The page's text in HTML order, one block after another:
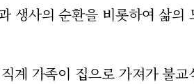
생사의 순환을 비롯하여 삶
계 가족이 집으로 가져가 불